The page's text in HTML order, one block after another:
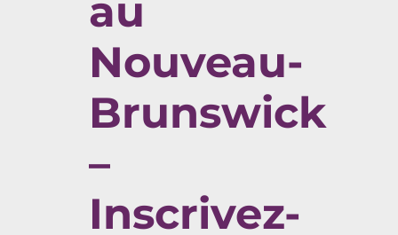
au
Nouveau-
Brunswick
–
Inscrivez-